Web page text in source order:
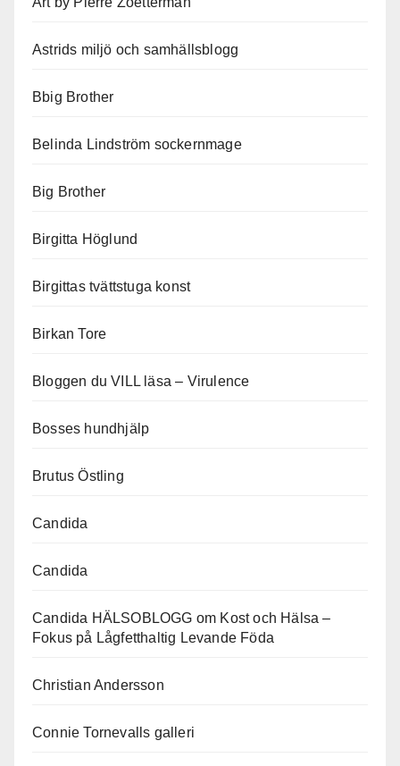
Astrids miljö och samhällsblogg
Bbig Brother
Belinda Lindström sockernmage
Big Brother
Birgitta Höglund
Birgittas tvättstuga konst
Birkan Tore
Bloggen du VILL läsa – Virulence
Bosses hundhjälp
Brutus Östling
Candida
Candida
Candida HÄLSOBLOGG om Kost och Hälsa –
Fokus på Lågfetthaltig Levande Föda
Christian Andersson
Connie Tornevalls galleri